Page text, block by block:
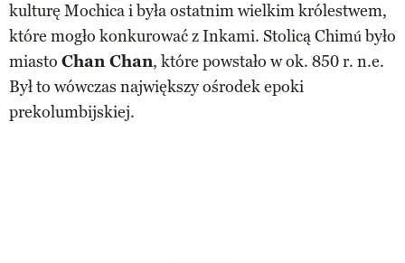
kulturę Mochica i była ostatnim wielkim królestwem,
które mogło konkurować z Inkami. Stolicą Chimú było
miasto Chan Chan, które powstało w ok. 850 r. n.e.
Był to wówczas największy ośrodek epoki
prekolumbijskiej.